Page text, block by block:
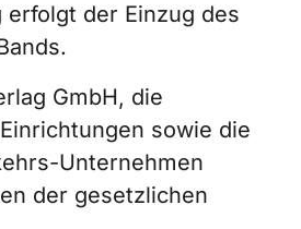
erfolgt der Einzug des
GmbH, die
sowie die
Unternehmen
der gesetzlichen